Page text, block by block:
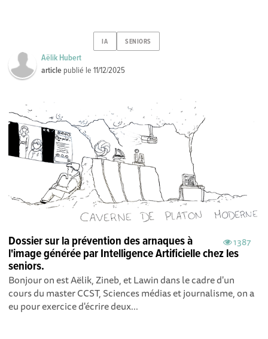
IA SENIORS
Aëlik Hubert
article publié le11/12/2025
1387
Dossier sur la prévention des arnaques à
l'image générée par Intelligence Artificielle chez les
seniors.
Bonjour on est Aëlik, Zineb, et Lawin dans le cadre d'un
cours du master CCST, Sciences médias et journalisme, on a
eu pour exercice d'écrire deux...